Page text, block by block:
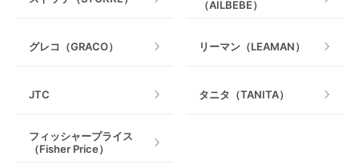
（AILBEBE）
グレコ（GRACO） リーマン（LEAMAN）
JTC タニタ（TANITA）
フィッシャープライス
（Fisher Price）